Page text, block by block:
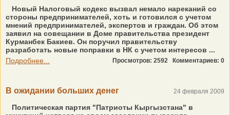
Новый Налоговый кодекс вызвал немало нареканий со
стороны предпринимателей, хоть и готовился с учетом
мнений предпринимателей, экспертов и граждан. Об этом
заявил на совещании в Доме правительства президент
Курманбек Бакиев. Он поручил правительству
разработать новые поправки в НК с учетом интересов ...
Подробнее...
Просмотров: 2592 Комментариев: 0
В ожидании больших денег 24 февраля 2009
Политическая партия "Патриоты Кыргызстана" в